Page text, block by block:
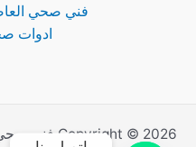
فني صحي العاصمة|
ادوات
Copyright © 2026 فني صحي الكويت |